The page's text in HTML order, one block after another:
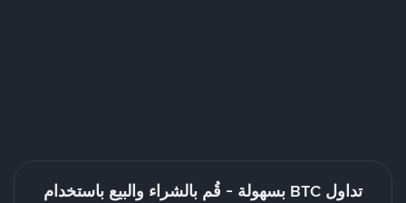
تداول BTC بسهولة - قُم بالشراء والبيع باستخدام